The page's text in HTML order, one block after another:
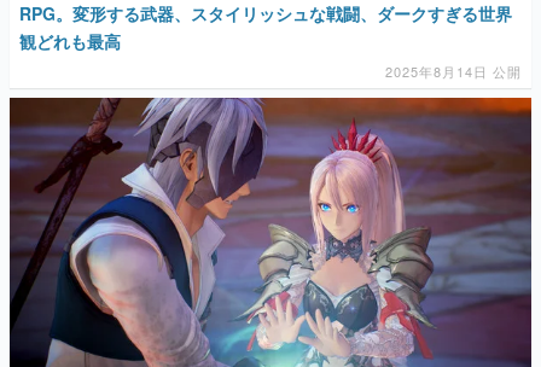
RPG。変形する武器、スタイリッシュな戦闘、ダークすぎる世界
観どれも最高
2025年8月14日 公開